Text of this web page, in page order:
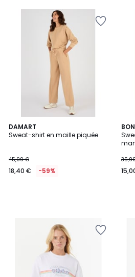
DAMART
Sweat-shirt en maille piquée
45,99 €
18,40 € -59%